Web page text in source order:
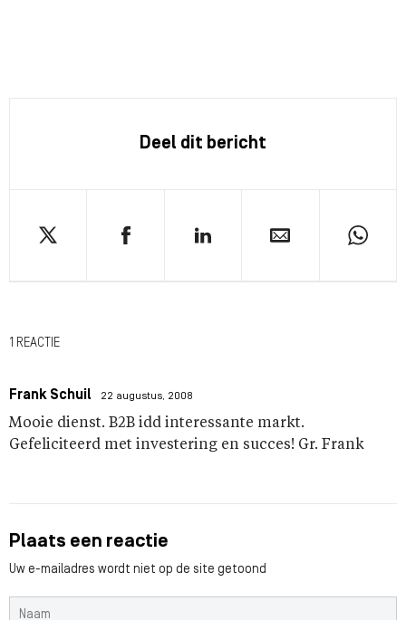
Deel dit bericht
1 REACTIE
Frank Schuil 22 augustus, 2008
Mooie dienst. B2B idd interessante markt.
Gefeliciteerd met investering en succes! Gr. Frank
Plaats een reactie
Uw e-mailadres wordt niet op de site getoond